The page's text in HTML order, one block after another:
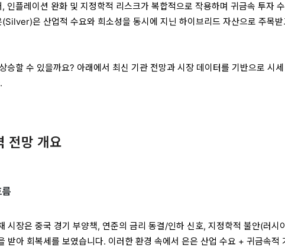
인플레이션 완화 및 지정학적 리스크가 복합적으로 작용하며 귀금속 투자
은 산업적 수요와 희소성을 동시에 지닌 하이브리드 자산으로 주목
승할 수 있을까요? 아래에서 최신 기관 전망과 시장 데이터를 기반으로 시
전망 개요
시장은 중국 경기 부양책, 연준의 금리 동결/인하 신호, 지정학적 불안(러시
받아 회복세를 보였습니다. 이러한 환경 속에서 은은 산업 수요 + 귀금속적